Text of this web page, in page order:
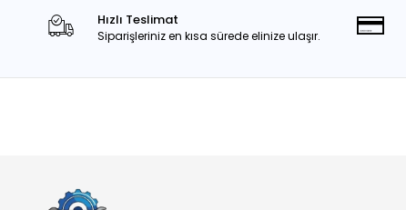
Hızlı Teslimat
Siparişleriniz en kısa sürede elinize ulaşır.